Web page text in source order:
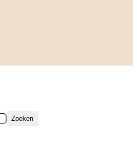
Zoeken